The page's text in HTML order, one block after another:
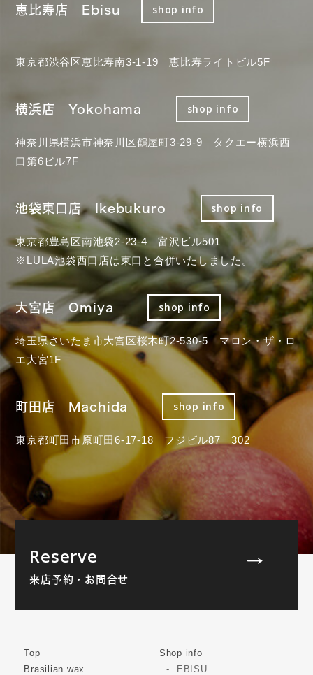
恵比寿店 Ebisu shop info
東京都渋谷区恵比寿南3-1-19 恵比寿ライトビル5F
横浜店 Yokohama shop info
神奈川県横浜市神奈川区鶴屋町3-29-9 タクエー横浜西
口第6ビル7F
池袋東口店 Ikebukuro shop info
東京都豊島区南池袋2-23-4 富沢ビル501
※LULA池袋西口店は東口と合併いたしました。
大宮店 Omiya shop info
埼玉県さいたま市大宮区桜木町2-530-5 マロン・ザ・ロ
エ大宮1F
町田店 Machida shop info
東京都町田市原町田6-17-18 フジビル87 302
Reserve
来店予約・お問合せ
Top
Brasilian wax
Shop info
EBISU